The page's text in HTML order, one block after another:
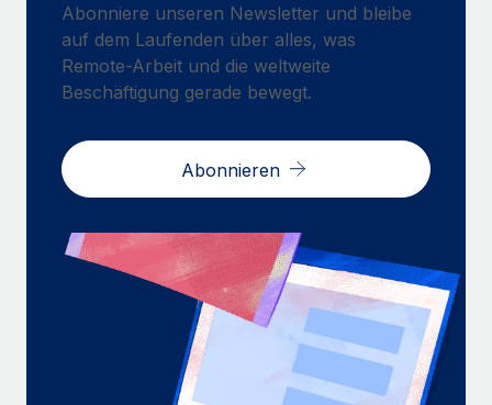
Abonniere unseren Newsletter und bleibe
auf dem Laufenden über alles, was
Remote-Arbeit und die weltweite
Beschäftigung gerade bewegt.
Abonnieren